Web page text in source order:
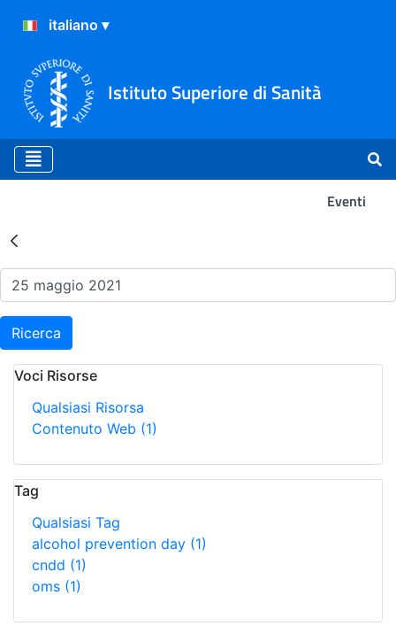
Istituto Superiore di Sanità
Eventi
Risultati della Ricerca -
Ricerca
Voci Risorse
Qualsiasi Risorsa
Contenuto Web (1)
Tag
Qualsiasi Tag
alcohol prevention day (1)
cndd (1)
oms (1)